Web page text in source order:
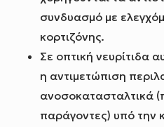
συνδυασμό με
κορτιζόνης.
Σε οπτική νευρίτιδα
η αντιμετώπιση
ανοσοκατασταλτικά
παράγοντες) υπό την